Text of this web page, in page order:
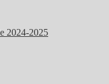
2024-2025